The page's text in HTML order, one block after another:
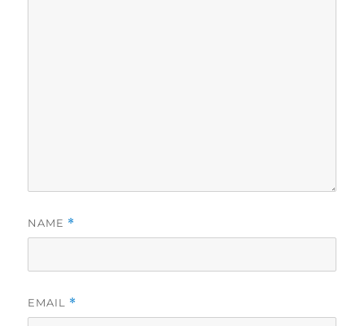
NAME *
EMAIL *